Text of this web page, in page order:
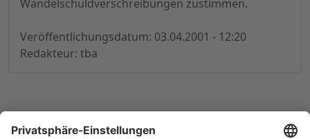
Wandelschuldverschreibungen zustimmen.
Veröffentlichungsdatum: 03.04.2001 - 12:20
Redakteur: tba